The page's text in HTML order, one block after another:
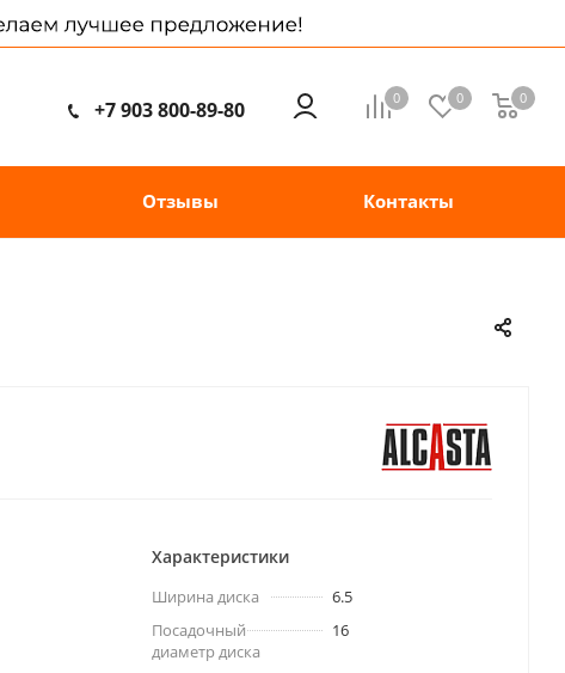
0 0 0
+7 903 800-89-80
Отзывы Контакты
Характеристики
Ширина диска
6.5
Посадочный
диаметр диска
16